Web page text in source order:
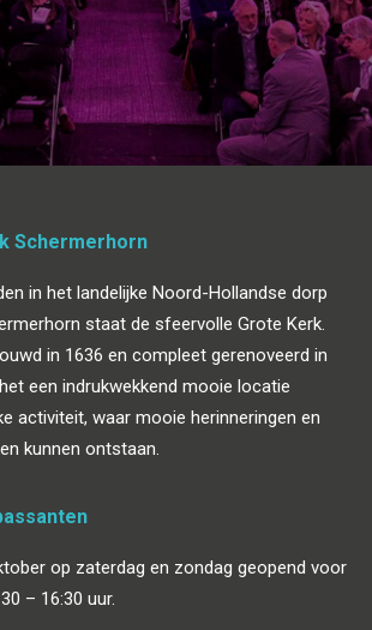
Schermerhorn
in het landelijke Noord-Hollandse dorp
staat de sfeervolle Grote Kerk.
in 1636 en compleet gerenoveerd in
een indrukwekkend mooie locatie
activiteit, waar mooie herinneringen en
kunnen ontstaan.
op zaterdag en zondag geopend voor
– 16:30 uur.